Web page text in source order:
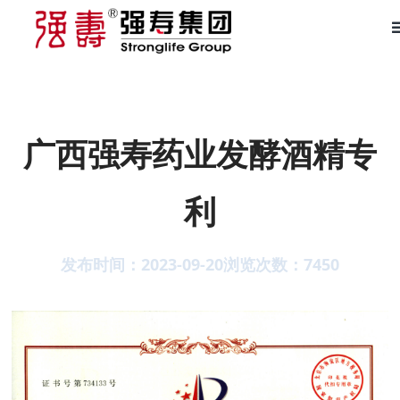
广西强寿药业发酵酒精专
利
发布时间：2023-09-20浏览次数： 7450